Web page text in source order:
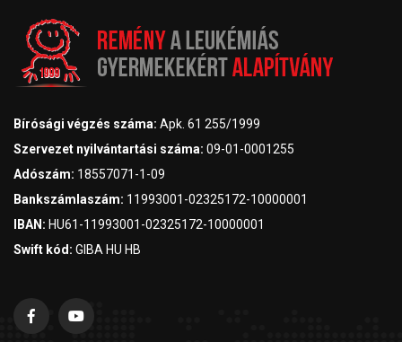
Bírósági végzés száma: Apk. 61 255/1999
Szervezet nyilvántartási száma: 09-01-0001255
Adószám: 18557071-1-09
Bankszámlaszám: 11993001-02325172-10000001
IBAN: HU61-11993001-02325172-10000001
Swift kód: GIBA HU HB